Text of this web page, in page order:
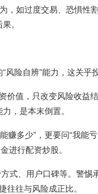
，如过度交易、恐惧性
。
险自辨”能力，这关乎
价值，只改变风险收益
，是本末倒置。
赚多少”，更要问“我能
进行配资炒股。
式、用户口碑等。警惕
往往与风险成正比。